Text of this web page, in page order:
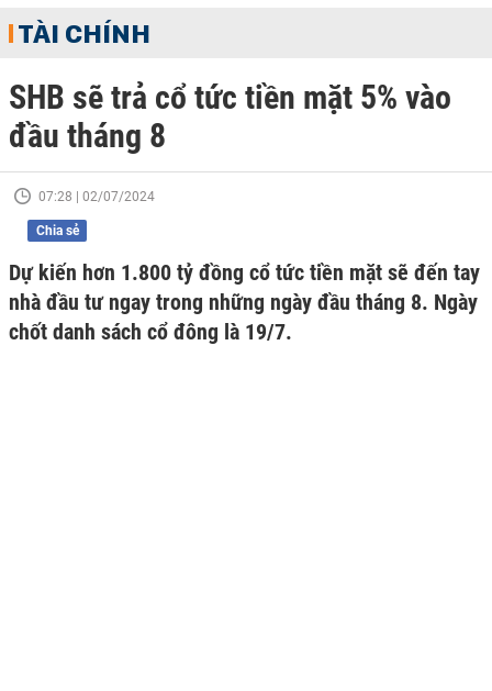
TÀI CHÍNH
SHB sẽ trả cổ tức tiền mặt 5% vào
đầu tháng 8
07:28 | 02/07/2024
Chia sẻ
Dự kiến hơn 1.800 tỷ đồng cổ tức tiền mặt sẽ đến tay
nhà đầu tư ngay trong những ngày đầu tháng 8. Ngày
chốt danh sách cổ đông là 19/7.